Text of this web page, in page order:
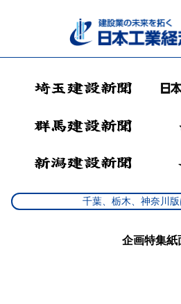
千葉、栃木、神奈川
企画特集紙